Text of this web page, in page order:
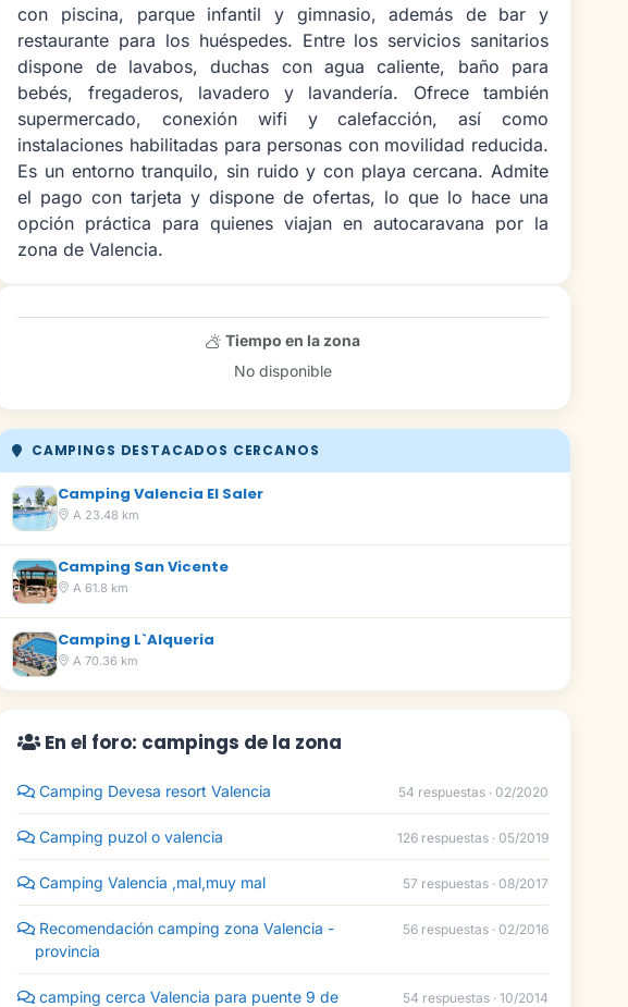
con piscina, parque infantil y gimnasio, además de bar y
restaurante para los huéspedes. Entre los servicios sanitarios
dispone de lavabos, duchas con agua caliente, baño para
bebés, fregaderos, lavadero y lavandería. Ofrece también
supermercado, conexión wifi y calefacción, así como
instalaciones habilitadas para personas con movilidad reducida.
Es un entorno tranquilo, sin ruido y con playa cercana. Admite
el pago con tarjeta y dispone de ofertas, lo que lo hace una
opción práctica para quienes viajan en autocaravana por la
zona de Valencia.
Tiempo en la zona
No disponible
CAMPINGS DESTACADOS CERCANOS
Camping Valencia El Saler
A 23.48 km
Camping San Vicente
A 61.8 km
Camping L`Alqueria
A 70.36 km
En el foro: campings de la zona
Camping Devesa resort Valencia 54 respuestas · 02/2020
Camping puzol o valencia 126 respuestas · 05/2019
Camping Valencia ,mal,muy mal 57 respuestas · 08/2017
Recomendación camping zona Valencia -
provincia
56 respuestas · 02/2016
camping cerca Valencia para puente 9 de
54 respuestas · 10/2014